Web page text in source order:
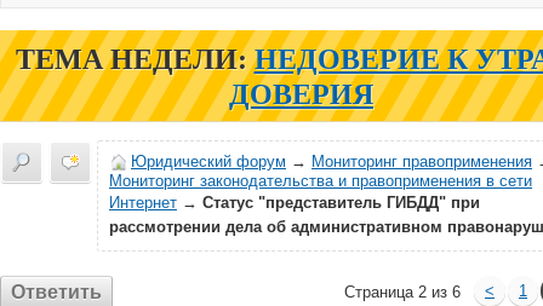
ТЕМА НЕДЕЛИ: НЕДОВЕРИЕ К
ДОВЕРИЯ
Юридический форум → Мониторинг правоприменения
Мониторинг законодательства и правоприменения в сети
Интернет → Статус "представитель ГИБДД" при
рассмотрении дела об административном
Ответить Страница 2 из 6 < 1